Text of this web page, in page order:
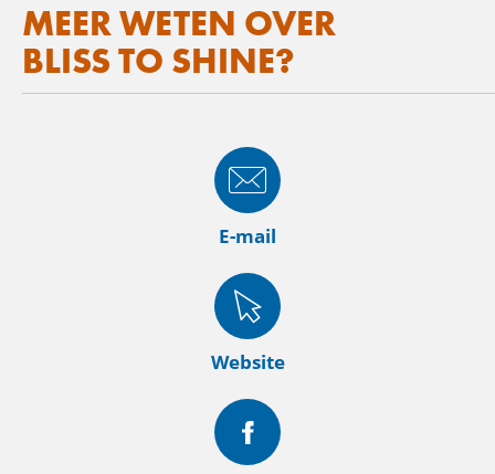
MEER WETEN OVER
BLISS TO SHINE?
E-mail
Website